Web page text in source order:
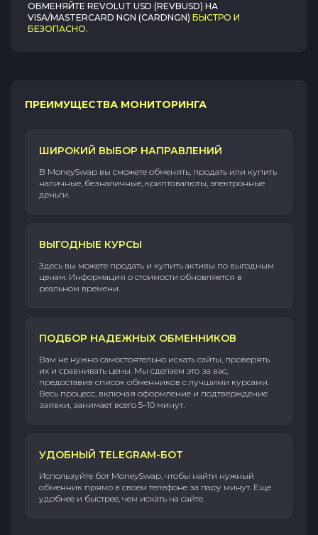
ОБМЕНЯЙТЕ REVOLUT USD (REVBUSD) НА
VISA/MASTERCARD NGN (CARDNGN) БЫСТРО И
БЕЗОПАСНО.
ПРЕИМУЩЕСТВА МОНИТОРИНГА
ШИРОКИЙ ВЫБОР НАПРАВЛЕНИЙ
В MoneySwap вы сможете обменять, продать или купить
наличные, безналичные, криптовалюты, электронные
деньги.
ВЫГОДНЫЕ КУРСЫ
Здесь вы можете продать и купить активы по выгодным
ценам. Информация о стоимости обновляется в
реальном времени.
ПОДБОР НАДЕЖНЫХ ОБМЕННИКОВ
Вам не нужно самостоятельно искать сайты, проверять
их и сравнивать цены. Мы сделаем это за вас,
предоставив список обменников с лучшими курсами.
Весь процесс, включая оформление и подтверждение
заявки, занимает всего 5–10 минут.
УДОБНЫЙ TELEGRAM-БОТ
Используйте бот MoneySwap, чтобы найти нужный
обменник прямо в своем телефоне за пару минут. Еще
удобнее и быстрее, чем искать на сайте.